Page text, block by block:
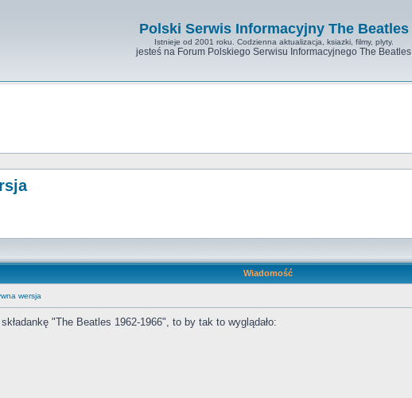
Polski Serwis Informacyjny The Beatles
Istnieje od 2001 roku. Codzienna aktualizacja, ksiazki, filmy, plyty.
jesteś na Forum Polskiego Serwisu Informacyjnego The Beatles
Wiadomość
wersja
"The Beatles 1962-1966", to by tak to wyglądało: